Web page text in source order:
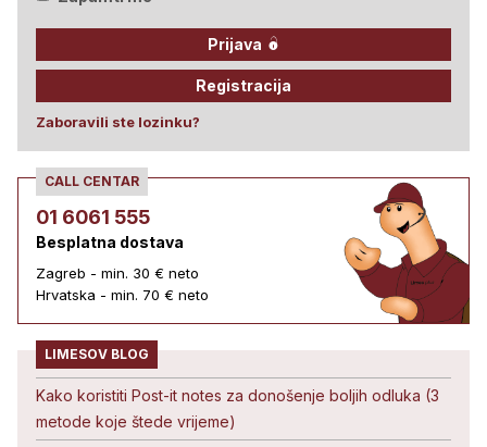
Prijava
Registracija
Zaboravili ste lozinku?
CALL CENTAR
01 6061 555
Besplatna dostava
Zagreb - min. 30 € neto
Hrvatska - min. 70 € neto
LIMESOV BLOG
Kako koristiti Post-it notes za donošenje boljih odluka (3
metode koje štede vrijeme)